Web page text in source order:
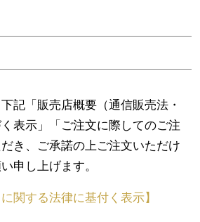
記「販売店概要（通信販売法・
表示」「ご注文に際してのご注
き、ご承諾の上ご注文いただけ
申し上げます。
関する法律に基付く表示】